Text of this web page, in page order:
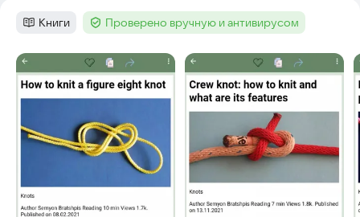
Категория
Книги Тег :Проверено вручную и антивирусом
Скриншоты